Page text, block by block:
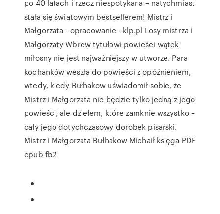
po 40 latach i rzecz niespotykana – natychmiast
stała się światowym bestsellerem! Mistrz i
Małgorzata - opracowanie - klp.pl Losy mistrza i
Małgorzaty Wbrew tytułowi powieści wątek
miłosny nie jest najważniejszy w utworze. Para
kochanków weszła do powieści z opóźnieniem,
wtedy, kiedy Bułhakow uświadomił sobie, że
Mistrz i Małgorzata nie będzie tylko jedną z jego
powieści, ale dziełem, które zamknie wszystko –
cały jego dotychczasowy dorobek pisarski.
Mistrz i Małgorzata Bułhakow Michaił księga PDF
epub fb2